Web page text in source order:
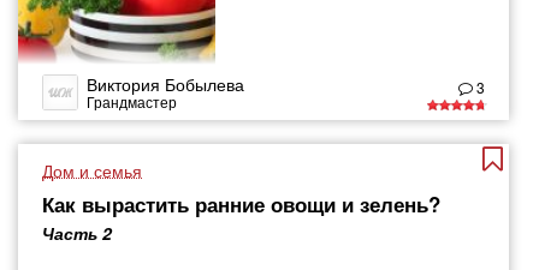
Виктория Бобылева
Грандмастер
3
Дом и семья
Как вырастить ранние овощи и зелень?
Часть 2